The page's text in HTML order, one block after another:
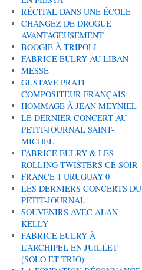
RÉCITAL DANS UNE ÉCOLE
CHANGEZ DE DROGUE
AVANTAGEUSEMENT
BOOGIE À TRIPOLI
FABRICE EULRY AU LIBAN
MESSE
GUSTAVE PRATI
COMPOSITEUR FRANÇAIS
HOMMAGE À JEAN MEYNIEL
LE DERNIER CONCERT AU
PETIT-JOURNAL SAINT-
MICHEL
FABRICE EULRY & LES
ROLLING TWISTERS CE SOIR
FRANCE 1 URUGUAY 0
LES DERNIERS CONCERTS DU
PETIT-JOURNAL
SOUVENIRS AVEC ALAN
KELLY
FABRICE EULRY À
L’ARCHIPEL EN JUILLET
(SOLO ET TRIO)